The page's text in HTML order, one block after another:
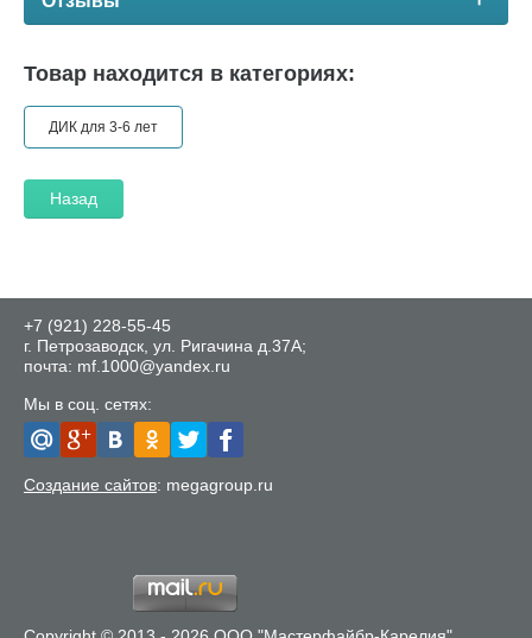
Товар находится в категориях:
ДИК для 3-6 лет
Назад
+7 (921) 228-55-45
г. Петрозаводск, ул. Ригачина д.37А;
почта: mf.1000@yandex.ru
Мы в соц. сетях:
Создание сайтов: megagroup.ru